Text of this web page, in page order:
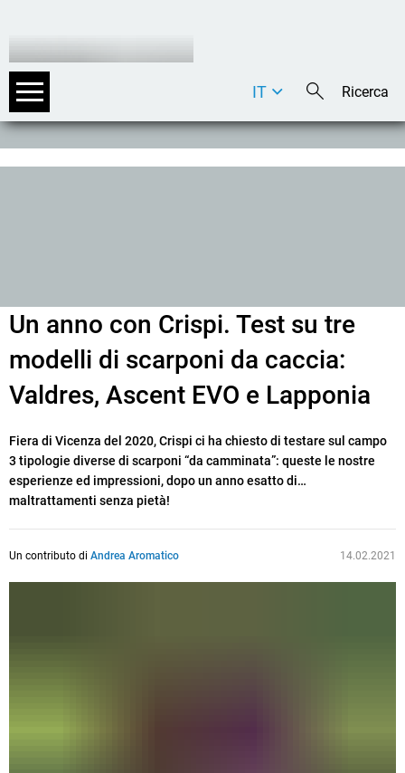
DE
IT
Un anno con Crispi. Test su tre
modelli di scarponi da caccia:
Valdres, Ascent EVO e Lapponia
Fiera di Vicenza del 2020, Crispi ci ha chiesto di testare sul campo
3 tipologie diverse di scarponi “da camminata”: queste le nostre
esperienze ed impressioni, dopo un anno esatto di…
maltrattamenti senza pietà!
Un contributo di Andrea Aromatico 14.02.2021